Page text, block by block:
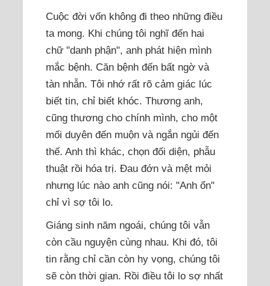
Cuộc đời vốn không đi theo những điều
ta mong. Khi chúng tôi nghĩ đến hai
chữ "danh phận", anh phát hiện mình
mắc bệnh. Căn bệnh đến bất ngờ và
tàn nhẫn. Tôi nhớ rất rõ cảm giác lúc
biết tin, chỉ biết khóc. Thương anh,
cũng thương cho chính mình, cho một
mối duyên đến muộn và ngắn ngủi đến
thế. Anh thì khác, chọn đối diện, phẫu
thuật rồi hóa trị. Đau đớn và mệt mỏi
nhưng lúc nào anh cũng nói: "Anh ổn"
chỉ vì sợ tôi lo.
Giáng sinh năm ngoái, chúng tôi vẫn
còn cầu nguyện cùng nhau. Khi đó, tôi
tin rằng chỉ cần còn hy vọng, chúng tôi
sẽ còn thời gian. Rồi điều tôi lo sợ nhất